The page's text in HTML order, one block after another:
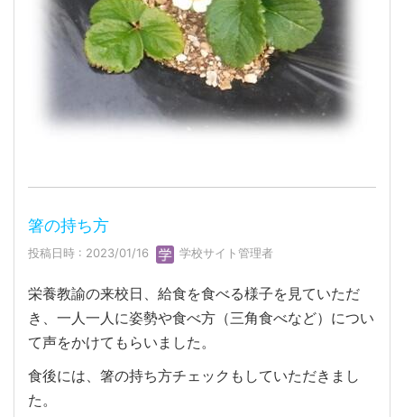
箸の持ち方
投稿日時 : 2023/01/16 学校サイト管理者
栄養教諭の来校日、給食を食べる様子を見ていただ
き、一人一人に姿勢や食べ方（三角食べなど）につい
て声をかけてもらいました。
食後には、箸の持ち方チェックもしていただきまし
た。